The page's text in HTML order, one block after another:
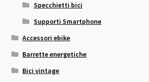
Specchietti bici
Supporti Smartphone
Accessori ebike
Barrette energetiche
Bici vintage